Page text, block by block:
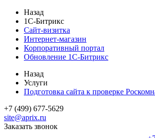
Назад
1С-Битрикс
Сайт-визитка
Интернет-магазин
Корпоративный портал
Обновление 1С-Битрикс
Назад
Услуги
Подготовка сайта к проверке
+7 (499) 677-5629
site@aprix.ru
Заказать звонок